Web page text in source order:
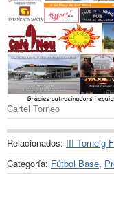
Cartel Torneo
Relacionados: III Torneig
Categoría: Fútbol Base,